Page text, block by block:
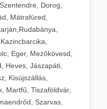
Dorog,
Mátrafüred,
Eger, Mezőkövesd,
Heves, Jászapáti,
Kisújszállás,
Martfű, Tiszaföldvár,
Szarvas,